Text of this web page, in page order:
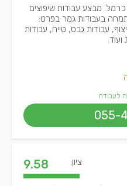
מבצע עבודות שיפוצים
בעבודות גמר בפרט:
עבודות גבס, טייח, עבודות
ועוד.
לעבודה
055-
ציון: 9.58